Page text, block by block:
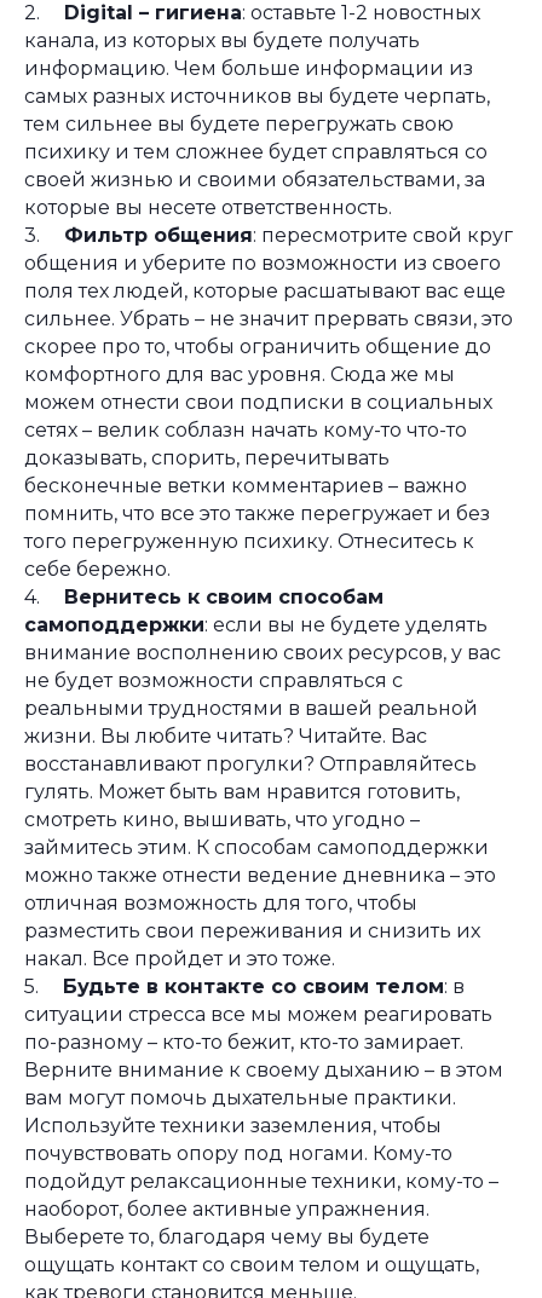
2. Digital – гигиена: оставьте 1-2 новостных
канала, из которых вы будете получать
информацию. Чем больше информации из
самых разных источников вы будете черпать,
тем сильнее вы будете перегружать свою
психику и тем сложнее будет справляться со
своей жизнью и своими обязательствами, за
которые вы несете ответственность.
3. Фильтр общения: пересмотрите свой круг
общения и уберите по возможности из своего
поля тех людей, которые расшатывают вас еще
сильнее. Убрать – не значит прервать связи, это
скорее про то, чтобы ограничить общение до
комфортного для вас уровня. Сюда же мы
можем отнести свои подписки в социальных
сетях – велик соблазн начать кому-то что-то
доказывать, спорить, перечитывать
бесконечные ветки комментариев – важно
помнить, что все это также перегружает и без
того перегруженную психику. Отнеситесь к
себе бережно.
4. Вернитесь к своим способам
самоподдержки: если вы не будете уделять
внимание восполнению своих ресурсов, у вас
не будет возможности справляться с
реальными трудностями в вашей реальной
жизни. Вы любите читать? Читайте. Вас
восстанавливают прогулки? Отправляйтесь
гулять. Может быть вам нравится готовить,
смотреть кино, вышивать, что угодно –
займитесь этим. К способам самоподдержки
можно также отнести ведение дневника – это
отличная возможность для того, чтобы
разместить свои переживания и снизить их
накал. Все пройдет и это тоже.
5. Будьте в контакте со своим телом: в
ситуации стресса все мы можем реагировать
по-разному – кто-то бежит, кто-то замирает.
Верните внимание к своему дыханию – в этом
вам могут помочь дыхательные практики.
Используйте техники заземления, чтобы
почувствовать опору под ногами. Кому-то
подойдут релаксационные техники, кому-то –
наоборот, более активные упражнения.
Выберете то, благодаря чему вы будете
ощущать контакт со своим телом и ощущать,
как тревоги становится меньше.